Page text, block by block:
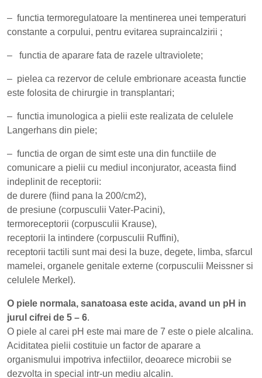
– functia termoregulatoare la mentinerea unei temperaturi
constante a corpului, pentru evitarea supraincalzirii ;
– functia de aparare fata de razele ultraviolete;
– pielea ca rezervor de celule embrionare aceasta functie
este folosita de chirurgie in transplantari;
– functia imunologica a pielii este realizata de celulele
Langerhans din piele;
– functia de organ de simt este una din functiile de
comunicare a pielii cu mediul inconjurator, aceasta fiind
indeplinit de receptorii:
de durere (fiind pana la 200/cm2),
de presiune (corpusculii Vater-Pacini),
termoreceptorii (corpusculii Krause),
receptorii la intindere (corpusculii Ruffini),
receptorii tactili sunt mai desi la buze, degete, limba, sfarcul
mamelei, organele genitale externe (corpusculii Meissner si
celulele Merkel).
O piele normala, sanatoasa este acida, avand un pH in
jurul cifrei de 5 – 6.
O piele al carei pH este mai mare de 7 este o piele alcalina.
Aciditatea pielii costituie un factor de aparare a
organismului impotriva infectiilor, deoarece microbii se
dezvolta in special intr-un mediu alcalin.